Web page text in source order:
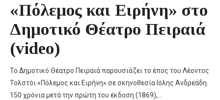
«Πόλεμος και Ειρήνη» στο
Δημοτικό Θέατρο Πειραιά
(video)
Το Δημοτικό Θέατρο Πειραιά παρουσιάζει το έπος του Λέοντος
Τολστόι «Πόλεμος και Ειρήνη» σε σκηνοθεσία Ιόλης Ανδρεάδη.
150 χρόνια μετά την πρώτη του έκδοση (1869),…